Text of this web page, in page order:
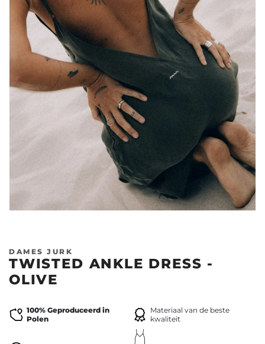
DAMES JURK
TWISTED ANKLE DRESS -
OLIVE
100% Geproduceerd in
Polen
Materiaal van de beste
kwaliteit